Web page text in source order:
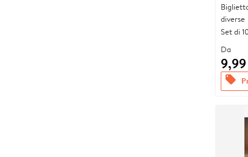
diverse
Set di
Da
offers